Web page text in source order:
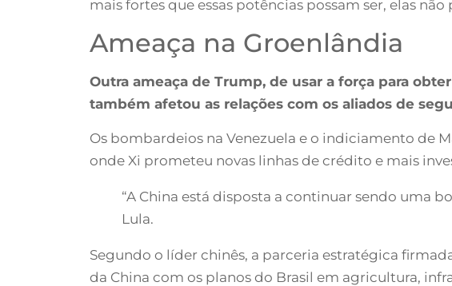
mais fortes que essas potências possam ser, elas
Ameaça na Groenlândia
Outra ameaça de Trump, de usar a força para
também afetou as relações com os aliados de
Os bombardeios na Venezuela e o indiciamento de
onde Xi prometeu novas linhas de crédito e mais
“A China está disposta a continuar sendo uma
Lula.
Segundo o líder chinês, a parceria estratégica
da China com os planos do Brasil em agricultura,